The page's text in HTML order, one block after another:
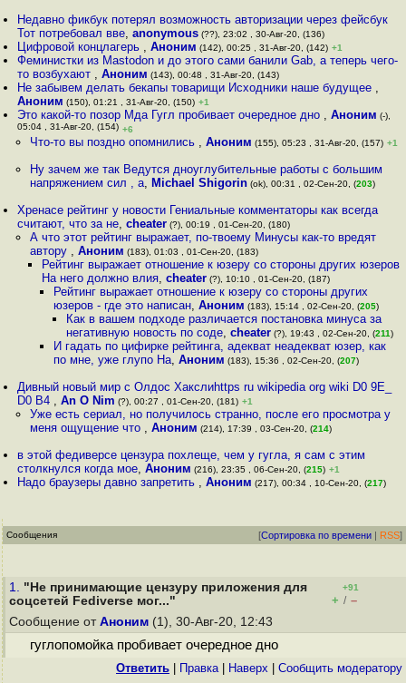
Недавно фикбук потерял возможность авторизации через фейсбук
Тот потребовал вве,anonymous (??), 23:02 , 30-Авг-20, (136)
Цифровой концлагерь ,Аноним (142), 00:25 , 31-Авг-20, (142) +1
Феминистки из Mastodon и до этого сами банили Gab, а теперь чего-
то возбухают ,Аноним (143), 00:48 , 31-Авг-20, (143)
Не забывем делать бекапы товарищи Исходники наше будущее ,
Аноним (150), 01:21 , 31-Авг-20, (150) +1
Это какой-то позор Мда Гугл пробивает очередное дно ,Аноним (-),
05:04 , 31-Авг-20, (154) +6
Что-то вы поздно опомнились , Аноним (155), 05:23 , 31-Авг-20, (157) +1
Ну зачем же так Ведутся дноуглубительные работы с большим
напряжением сил , а, Michael Shigorin(ok), 00:31 , 02-Сен-20, (203)
Хренасе рейтинг у новости Гениальные комментаторы как всегда
считают, что за не,cheater (?), 00:19 , 01-Сен-20, (180)
А что этот рейтинг выражает, по-твоему Минусы как-то вредят
автору , Аноним (183), 01:03 , 01-Сен-20, (183)
Рейтинг выражает отношение к юзеру со стороны других юзеров
На него должно влия, cheater(?), 10:10 , 01-Сен-20, (187)
Рейтинг выражает отношение к юзеру со стороны других
юзеров - где это написан,Аноним (183), 15:14 , 02-Сен-20, (205)
Как в вашем подходе различается постановка минуса за
негативную новость по соде, cheater(?), 19:43 , 02-Сен-20, (211)
И гадать по цифирке рейтинга, адекват неадекват юзер, как
по мне, уже глупо На,Аноним (183), 15:36 , 02-Сен-20, (207)
Дивный новый мир c Олдос Хакслиhttps ru wikipedia org wiki D0 9E_
D0 B4 ,An O Nim (?), 00:27 , 01-Сен-20, (181) +1
Уже есть сериал, но получилось странно, после его просмотра у
меня ощущение что , Аноним (214), 17:39 , 03-Сен-20, (214)
в этой федиверсе цензура похлеще, чем у гугла, я сам с этим
столкнулся когда мое,Аноним (216), 23:35 , 06-Сен-20, (215) +1
Надо браузеры давно запретить ,Аноним (217), 00:34 , 10-Сен-20, (217)
Сообщения [Сортировка по времени | RSS]
1. "Не принимающие цензуру приложения для
соцсетей Fediverse мог..."
+91
+ / –
Сообщение от Аноним (1), 30-Авг-20, 12:43
гуглопомойка пробивает очередное дно
Ответить Правка| Наверх Cообщить модератору